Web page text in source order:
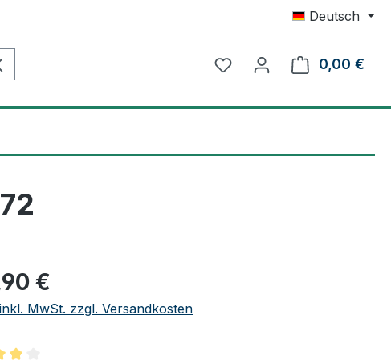
Deutsch
0,00 €
Preis:
€
MwSt. zzgl. Versandkosten